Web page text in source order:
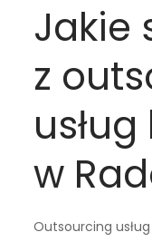
Jakie
z
w
Outsourcing